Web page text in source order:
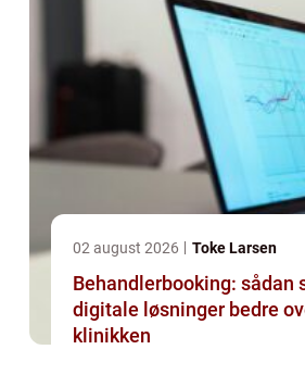
02 august 2026 Toke Larsen
Behandlerbooking: sådan
digitale løsninger bedre
klinikken